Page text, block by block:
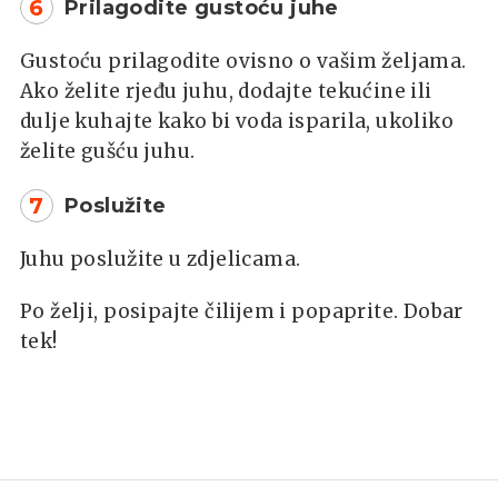
6 Prilagodite gustoću juhe
Gustoću prilagodite ovisno o vašim željama.
Ako želite rjeđu juhu, dodajte tekućine ili
dulje kuhajte kako bi voda isparila, ukoliko
želite gušću juhu.
7 Poslužite
Juhu poslužite u zdjelicama.
Po želji, posipajte čilijem i popaprite. Dobar
tek!